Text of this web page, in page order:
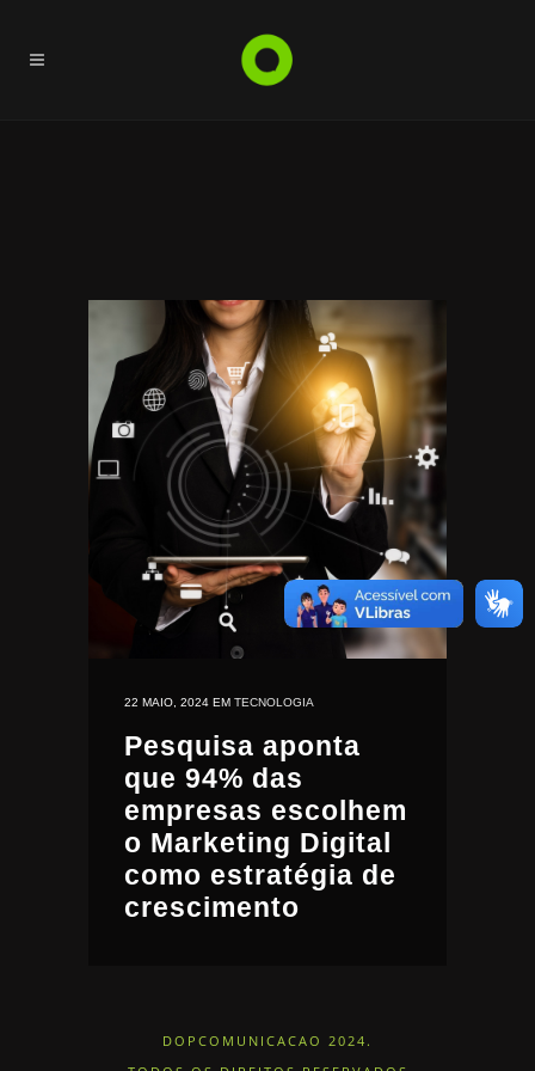
22 MAIO, 2024 EM TECNOLOGIA
Pesquisa aponta
que 94% das
empresas escolhem
o Marketing Digital
como estratégia de
crescimento
DOPCOMUNICACAO 2024.